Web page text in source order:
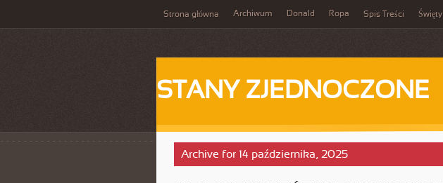
Strona główna Archiwum Donald Ropa Spis Treści Święty
STANY ZJEDNOCZONE
Archive for 14 października, 2025